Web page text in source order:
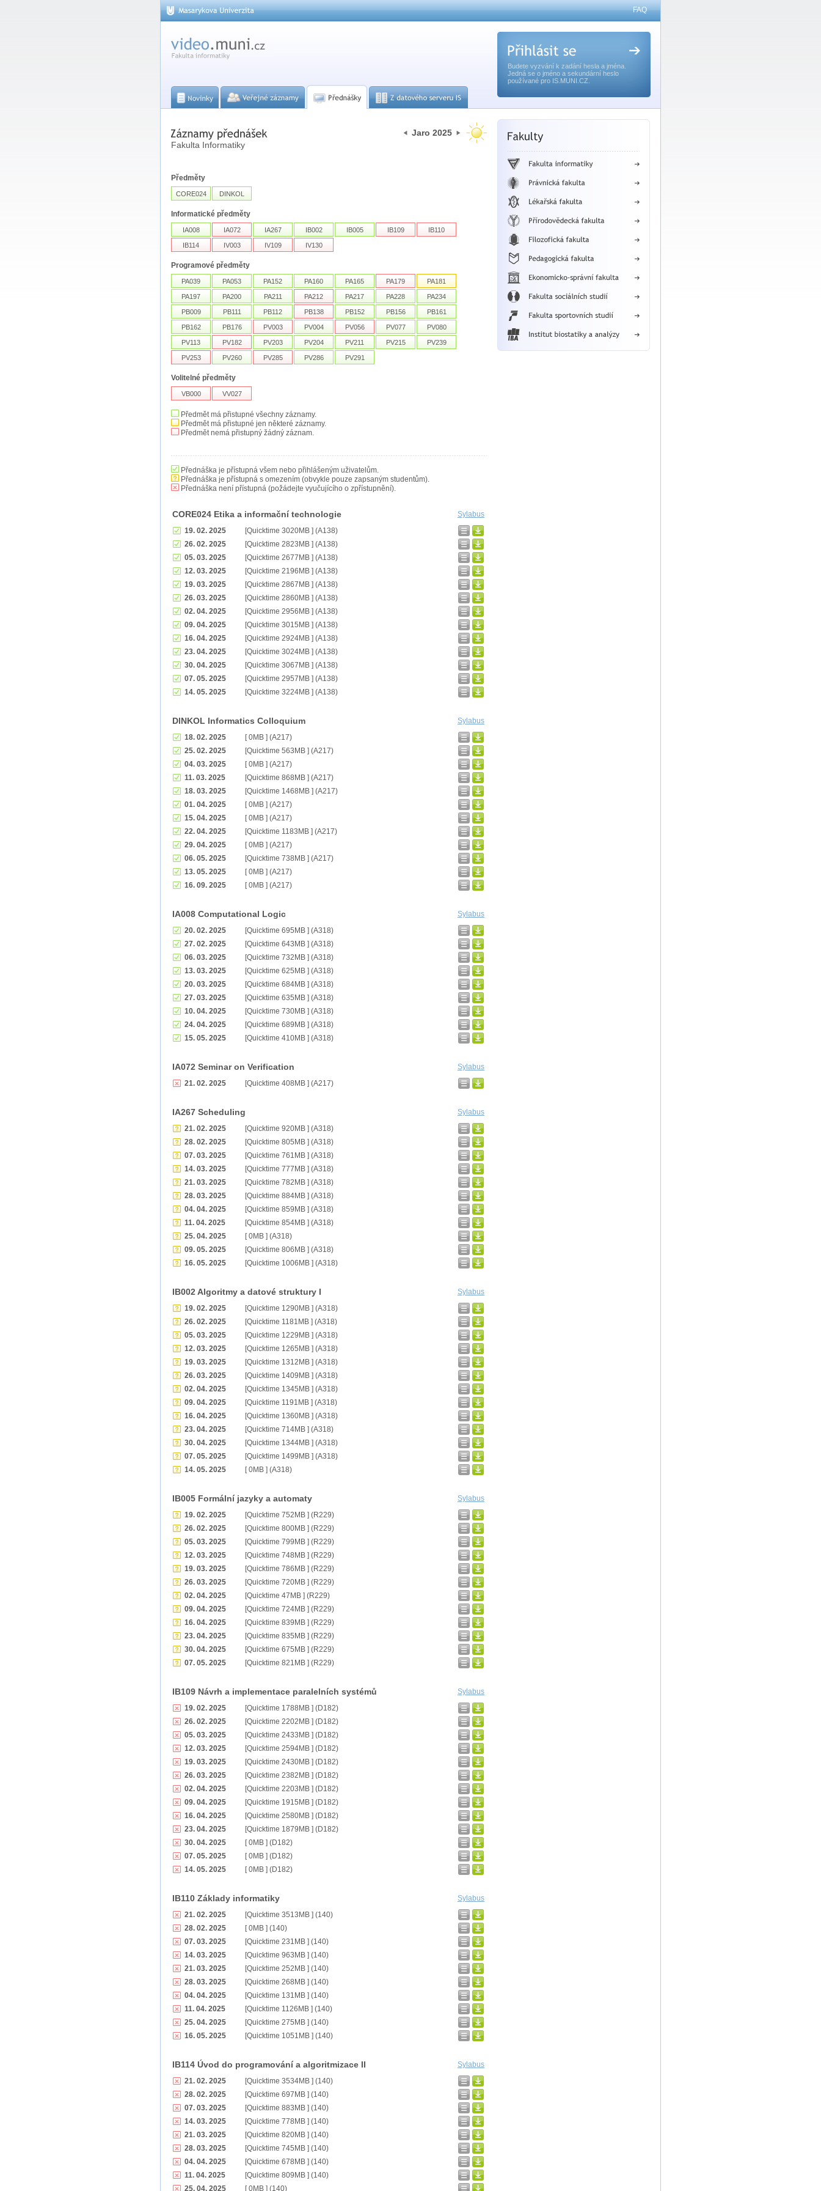
FAQ
Budete vyzvání k zadání hesla a jména.
Jedná se o jméno a sekundární heslo
používané pro IS.MUNI.CZ.
Fakulta Informatiky
Jaro 2025
Předměty
CORE024 DINKOL
Informatické předměty
IA008 IA072 IA267 IB002 IB005 IB109 IB110
IB114 IV003 IV109 IV130
Programové předměty
PA039 PA053 PA152 PA160 PA165 PA179 PA181
PA197 PA200 PA211 PA212 PA217 PA228 PA234
PB009 PB111 PB112 PB138 PB152 PB156 PB161
PB162 PB176 PV003 PV004 PV056 PV077 PV080
PV113 PV182 PV203 PV204 PV211 PV215 PV239
PV253 PV260 PV285 PV286 PV291
Volitelné předměty
VB000 VV027
Předmět má přistupné všechny záznamy.
Předmět má přistupné jen některé záznamy.
Předmět nemá přistupný žádný záznam.
Přednáška je přístupná všem nebo přihlášeným uživatelům.
Přednáška je přístupná s omezením (obvykle pouze zapsaným studentům).
Přednáška není přístupná (požádejte vyučujícího o zpřístupnění).
CORE024 Etika a informační technologie
Sylabus
19. 02. 2025
[Quicktime 3020MB ] (A138)
26. 02. 2025
[Quicktime 2823MB ] (A138)
05. 03. 2025
[Quicktime 2677MB ] (A138)
12. 03. 2025
[Quicktime 2196MB ] (A138)
19. 03. 2025
[Quicktime 2867MB ] (A138)
26. 03. 2025
[Quicktime 2860MB ] (A138)
02. 04. 2025
[Quicktime 2956MB ] (A138)
09. 04. 2025
[Quicktime 3015MB ] (A138)
16. 04. 2025
[Quicktime 2924MB ] (A138)
23. 04. 2025
[Quicktime 3024MB ] (A138)
30. 04. 2025
[Quicktime 3067MB ] (A138)
07. 05. 2025
[Quicktime 2957MB ] (A138)
14. 05. 2025
[Quicktime 3224MB ] (A138)
DINKOL Informatics Colloquium
Sylabus
18. 02. 2025
[ 0MB ] (A217)
25. 02. 2025
[Quicktime 563MB ] (A217)
04. 03. 2025
[ 0MB ] (A217)
11. 03. 2025
[Quicktime 868MB ] (A217)
18. 03. 2025
[Quicktime 1468MB ] (A217)
01. 04. 2025
[ 0MB ] (A217)
15. 04. 2025
[ 0MB ] (A217)
22. 04. 2025
[Quicktime 1183MB ] (A217)
29. 04. 2025
[ 0MB ] (A217)
06. 05. 2025
[Quicktime 738MB ] (A217)
13. 05. 2025
[ 0MB ] (A217)
16. 09. 2025
[ 0MB ] (A217)
IA008 Computational Logic
Sylabus
20. 02. 2025
[Quicktime 695MB ] (A318)
27. 02. 2025
[Quicktime 643MB ] (A318)
06. 03. 2025
[Quicktime 732MB ] (A318)
13. 03. 2025
[Quicktime 625MB ] (A318)
20. 03. 2025
[Quicktime 684MB ] (A318)
27. 03. 2025
[Quicktime 635MB ] (A318)
10. 04. 2025
[Quicktime 730MB ] (A318)
24. 04. 2025
[Quicktime 689MB ] (A318)
15. 05. 2025
[Quicktime 410MB ] (A318)
IA072 Seminar on Verification
Sylabus
21. 02. 2025
[Quicktime 408MB ] (A217)
IA267 Scheduling
Sylabus
21. 02. 2025
[Quicktime 920MB ] (A318)
28. 02. 2025
[Quicktime 805MB ] (A318)
07. 03. 2025
[Quicktime 761MB ] (A318)
14. 03. 2025
[Quicktime 777MB ] (A318)
21. 03. 2025
[Quicktime 782MB ] (A318)
28. 03. 2025
[Quicktime 884MB ] (A318)
04. 04. 2025
[Quicktime 859MB ] (A318)
11. 04. 2025
[Quicktime 854MB ] (A318)
25. 04. 2025
[ 0MB ] (A318)
09. 05. 2025
[Quicktime 806MB ] (A318)
16. 05. 2025
[Quicktime 1006MB ] (A318)
IB002 Algoritmy a datové struktury I
Sylabus
19. 02. 2025
[Quicktime 1290MB ] (A318)
26. 02. 2025
[Quicktime 1181MB ] (A318)
05. 03. 2025
[Quicktime 1229MB ] (A318)
12. 03. 2025
[Quicktime 1265MB ] (A318)
19. 03. 2025
[Quicktime 1312MB ] (A318)
26. 03. 2025
[Quicktime 1409MB ] (A318)
02. 04. 2025
[Quicktime 1345MB ] (A318)
09. 04. 2025
[Quicktime 1191MB ] (A318)
16. 04. 2025
[Quicktime 1360MB ] (A318)
23. 04. 2025
[Quicktime 714MB ] (A318)
30. 04. 2025
[Quicktime 1344MB ] (A318)
07. 05. 2025
[Quicktime 1499MB ] (A318)
14. 05. 2025
[ 0MB ] (A318)
IB005 Formální jazyky a automaty
Sylabus
19. 02. 2025
[Quicktime 752MB ] (R229)
26. 02. 2025
[Quicktime 800MB ] (R229)
05. 03. 2025
[Quicktime 799MB ] (R229)
12. 03. 2025
[Quicktime 748MB ] (R229)
19. 03. 2025
[Quicktime 786MB ] (R229)
26. 03. 2025
[Quicktime 720MB ] (R229)
02. 04. 2025
[Quicktime 47MB ] (R229)
09. 04. 2025
[Quicktime 724MB ] (R229)
16. 04. 2025
[Quicktime 839MB ] (R229)
23. 04. 2025
[Quicktime 835MB ] (R229)
30. 04. 2025
[Quicktime 675MB ] (R229)
07. 05. 2025
[Quicktime 821MB ] (R229)
IB109 Návrh a implementace paralelních systémů
Sylabus
19. 02. 2025
[Quicktime 1788MB ] (D182)
26. 02. 2025
[Quicktime 2202MB ] (D182)
05. 03. 2025
[Quicktime 2433MB ] (D182)
12. 03. 2025
[Quicktime 2594MB ] (D182)
19. 03. 2025
[Quicktime 2430MB ] (D182)
26. 03. 2025
[Quicktime 2382MB ] (D182)
02. 04. 2025
[Quicktime 2203MB ] (D182)
09. 04. 2025
[Quicktime 1915MB ] (D182)
16. 04. 2025
[Quicktime 2580MB ] (D182)
23. 04. 2025
[Quicktime 1879MB ] (D182)
30. 04. 2025
[ 0MB ] (D182)
07. 05. 2025
[ 0MB ] (D182)
14. 05. 2025
[ 0MB ] (D182)
IB110 Základy informatiky
Sylabus
21. 02. 2025
[Quicktime 3513MB ] (140)
28. 02. 2025
[ 0MB ] (140)
07. 03. 2025
[Quicktime 231MB ] (140)
14. 03. 2025
[Quicktime 963MB ] (140)
21. 03. 2025
[Quicktime 252MB ] (140)
28. 03. 2025
[Quicktime 268MB ] (140)
04. 04. 2025
[Quicktime 131MB ] (140)
11. 04. 2025
[Quicktime 1126MB ] (140)
25. 04. 2025
[Quicktime 275MB ] (140)
16. 05. 2025
[Quicktime 1051MB ] (140)
IB114 Úvod do programování a algoritmizace II
Sylabus
21. 02. 2025
[Quicktime 3534MB ] (140)
28. 02. 2025
[Quicktime 697MB ] (140)
07. 03. 2025
[Quicktime 883MB ] (140)
14. 03. 2025
[Quicktime 778MB ] (140)
21. 03. 2025
[Quicktime 820MB ] (140)
28. 03. 2025
[Quicktime 745MB ] (140)
04. 04. 2025
[Quicktime 678MB ] (140)
11. 04. 2025
[Quicktime 809MB ] (140)
25. 04. 2025
[ 0MB ] (140)